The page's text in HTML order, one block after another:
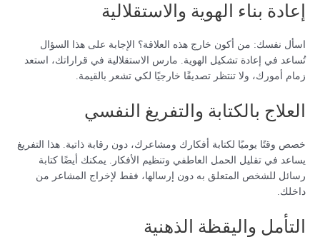
إعادة بناء الهوية والاستقلالية
اسأل نفسك: من أكون خارج هذه العلاقة؟ الإجابة على هذا السؤال
تُساعد في إعادة تشكيل الهوية. مارس الاستقلالية في قراراتك، استعد
زمام أمورك، ولا تنتظر تصديقًا خارجيًا لكي تشعر بالقيمة.
العلاج بالكتابة والتفريغ النفسي
خصص وقتًا يوميًا لكتابة أفكارك ومشاعرك، دون رقابة ذاتية. هذا التفريغ
يساعد في تقليل الحمل العاطفي وتنظيم الأفكار. يمكنك أيضًا كتابة
رسائل للشخص المتعلق به دون إرسالها، فقط لإخراج المشاعر من
داخلك.
التأمل واليقظة الذهنية